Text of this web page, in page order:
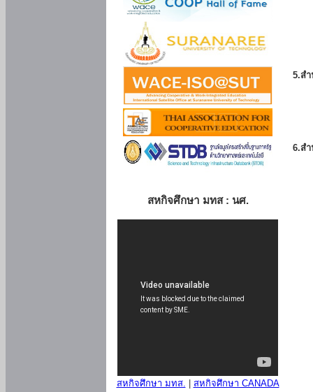
สหกิจศึกษา มทส : นศ.
สหกิจศึกษา มทส.
สหกิจศึกษา CANADA
5.ส
6.ส